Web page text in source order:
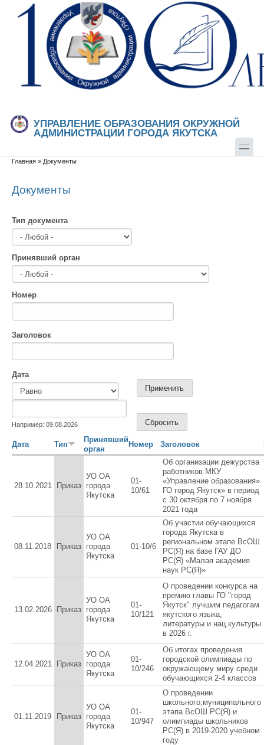
Перейти к основному содержанию
Skip to search
УПРАВЛЕНИЕ ОБРАЗОВАНИЯ ОКРУЖНОЙ
АДМИНИСТРАЦИИ ГОРОДА ЯКУТСКА
Вы здесь
Главная » Документы
Документы
Тип документа
Принявший орган
Номер
Заголовок
Дата
Например: 09.08.2026
Дата Тип
Принявший
орган
Номер Заголовок
28.10.2021 Приказ
УО ОА
города
Якутска
01-
10/61
Об организации дежурства
работников МКУ
«Управление образования»
ГО город Якутск» в период
с 30 октября по 7 ноября
2021 года
08.11.2018 Приказ
УО ОА
города
Якутска
01-10/6
Об участии обучающихся
города Якутска в
региональном этапе ВсОШ
РС(Я) на базе ГАУ ДО
РС(Я) «Малая академия
наук РС(Я)»
13.02.2026 Приказ
УО ОА
города
Якутска
01-
10/121
О проведении конкурса на
премию главы ГО "город
Якутск" лучшим педагогам
якутского языка,
литературы и нац.культуры
в 2026 г.
12.04.2021 Приказ
УО ОА
города
Якутска
01-
10/246
Об итогах проведения
городской олимпиады по
окружающему миру среди
обучающихся 2-4 классов
01.11.2019 Приказ
УО ОА
города
Якутска
01-
10/947
О проведении
школьного,муниципального
этапа ВсОШ РС(Я) и
олимпиады школьников
РС(Я) в 2019-2020 учебном
году